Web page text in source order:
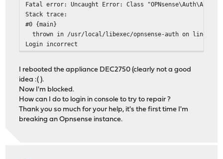
Fatal error: Uncaught Error: Class
Stack trace:
#0 {main}
thrown in /usr/local/libexec/opnsense-auth on line 62
Login incorrect
I rebooted the appliance DEC2750 (clearly not a good
idea :( ).
Now I'm blocked.
How can I do to login in console to try to repair ?
Thank you so much for your help, it's the first time I'm
breaking an Opnsense instance.